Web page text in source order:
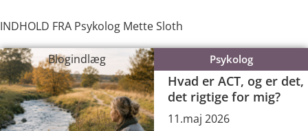
INDHOLD FRA Psykolog Mette Sloth
Blogindlæg Psykolog
Hvad er ACT, og er det,
det rigtige for mig?
11.maj 2026